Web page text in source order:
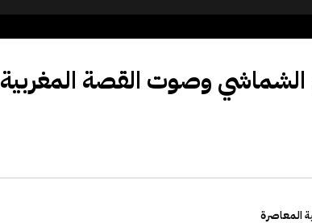
وصوت القصة المغربية
المعاصرة